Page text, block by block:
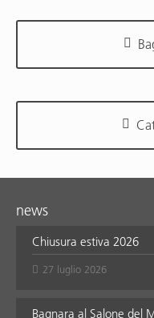
news
Chiusura estiva 2026
27 luglio 2026
Bagnara al Salone del